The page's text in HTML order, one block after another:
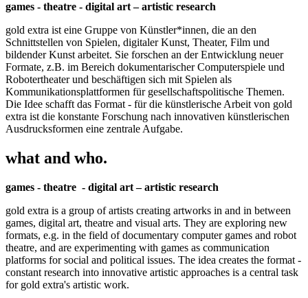
games - theatre - digital art – artistic research
gold extra ist eine Gruppe von Künstler*innen, die an den
Schnittstellen von Spielen, digitaler Kunst, Theater, Film und
bildender Kunst arbeitet. Sie forschen an der Entwicklung neuer
Formate, z.B. im Bereich dokumentarischer Computerspiele und
Robotertheater und beschäftigen sich mit Spielen als
Kommunikationsplattformen für gesellschaftspolitische Themen.
Die Idee schafft das Format - für die künstlerische Arbeit von gold
extra ist die konstante Forschung nach innovativen künstlerischen
Ausdrucksformen eine zentrale Aufgabe.
what and who.
games - theatre - digital art – artistic research
gold extra is a group of artists creating artworks in and in between
games, digital art, theatre and visual arts. They are exploring new
formats, e.g. in the field of documentary computer games and robot
theatre, and are experimenting with games as communication
platforms for social and political issues. The idea creates the format -
constant research into innovative artistic approaches is a central task
for gold extra's artistic work.